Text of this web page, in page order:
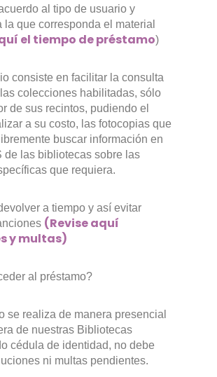
al tipo de usuario y
la que corresponda el material
el tiempo de préstamo)
consiste en facilitar la consulta
colecciones habilitadas, sólo
de sus recintos, pudiendo el
a su costo, las fotocopias que
buscar información en
de las bibliotecas sobre las
que requiera.
a tiempo y así evitar
(Revise aquí
y multas)
al préstamo?
se realiza de manera presencial
de nuestras Bibliotecas
cédula de identidad, no debe
ni multas pendientes.